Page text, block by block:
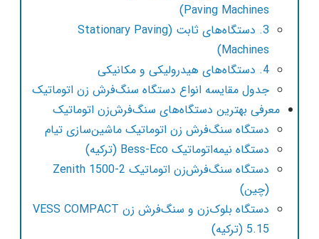
Paving Machines)
3. دستگاه‌های ثابت (Stationary Paving
Machines)
جدول مقایسه انواع دستگاه سنگ‌فرش زن اتوماتیک
معرفی بهترین دستگاه‌های سنگ‌فرش‌زن اتوماتیک
دستگاه سنگ‌فرش زن اتوماتیک ماشین‌سازی تیام
دستگاه نیمه‌اتوماتیک Bess-Eco (ترکیه)
دستگاه سنگ‌فرش‌زن اتوماتیک Zenith 1500-2
(چین)
دستگاه بلوک‌زن و سنگ‌فرش زن VESS COMPACT
5.15 (ترکیه)